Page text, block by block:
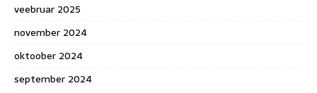
veebruar 2025
november 2024
oktoober 2024
september 2024